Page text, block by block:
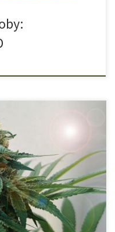
w dziedzinie
tego, że konopie powinny
tego narkotyku było
niezgodne z konstytucją.
więc pokażemy, jak